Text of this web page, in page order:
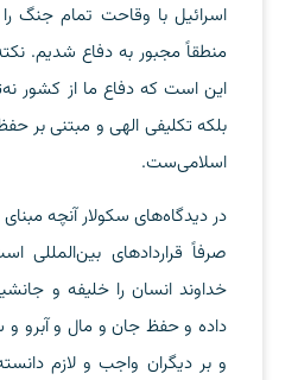
اسرائیل با وقاحت تمام جنگ
منطقاً مجبور به دفاع شدیم.
این است که دفاع ما از کشور
بلکه تکلیفی الهی و مبتنی بر
اسلامی‌ست.
در دیدگاه‌های سکولار آنچه
صرفاً قراردادهای بین‌المللی
خداوند انسان را خلیفه و
داده و حفظ جان و مال و آبرو و
و بر دیگران واجب و لازم